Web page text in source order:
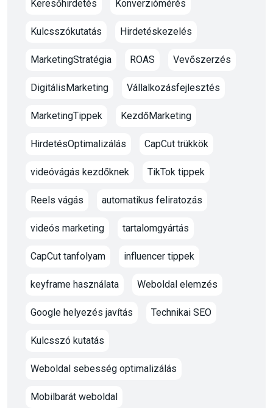
Keresőhirdetés Konverziómérés
Kulcsszókutatás Hirdetéskezelés
MarketingStratégia ROAS Vevőszerzés
DigitálisMarketing Vállalkozásfejlesztés
MarketingTippek KezdőMarketing
HirdetésOptimalizálás CapCut trükkök
videóvágás kezdőknek TikTok tippek
Reels vágás automatikus feliratozás
videós marketing tartalomgyártás
CapCut tanfolyam influencer tippek
keyframe használata Weboldal elemzés
Google helyezés javítás Technikai SEO
Kulcsszó kutatás
Weboldal sebesség optimalizálás
Mobilbarát weboldal